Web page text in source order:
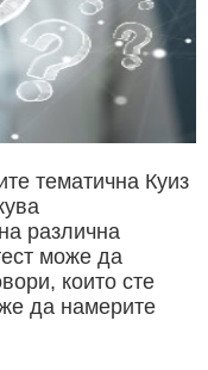
тематична Куиз
различна
може да
които сте
да намерите